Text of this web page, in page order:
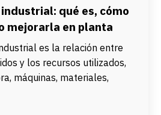
qué es, cómo
mejorarla en planta
es la relación entre
y los recursos utilizados,
máquinas, materiales,